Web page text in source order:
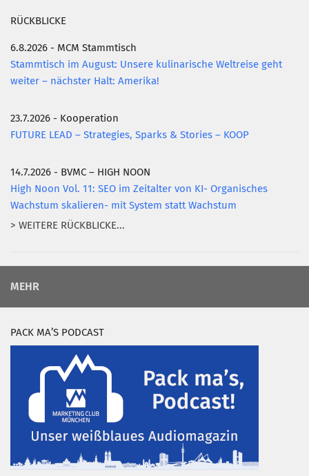
RÜCKBLICKE
6.8.2026 - MCM Stammtisch
Stammtisch im August: Unsere kulinarische Weltreise geht
weiter – nächster Halt: Amerika!
23.7.2026 - Kooperation
FUTURE LEAD – Strategies, Sparks & Stories – KOOP
14.7.2026 - BVMC – HIGH NOON
High Noon Vol. 11: SEO im Zeitalter von KI- Organisches
Wachstum skalieren- mit System statt Wachstum
> WEITERE RÜCKBLICKE...
MEHR
PACK MA’S PODCAST